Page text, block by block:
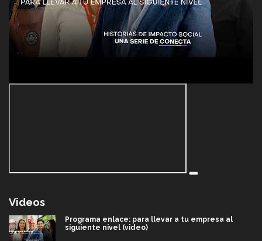
Videos
Programa enlace: para llevar a tu empresa al
siguiente nivel (video)